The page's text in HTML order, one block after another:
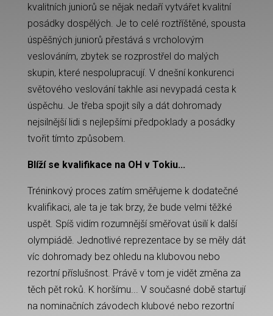
kvalitních juniorů se nějak nedaří vytvářet kvalitní
posádky dospělých. Je to celé roztříštěné, spousta
úspěšných juniorů přestává s vrcholovým
veslováním, zbytek se rozprostřel do malých
skupin, které nespolupracují. V dnešní konkurenci
světového veslování takhle asi nevypadá cesta k
úspěchu. Je třeba spojit síly a dát dohromady
nejsilnější lidi s nejlepšími předpoklady a posádky
tvořit tímto způsobem.
Blíží se kvalifikace na OH v Tokiu...
Tréninkový proces zatím směřujeme k dodatečné
kvalifikaci, ale ta je tak brzy, že bude velmi těžké
uspět. Spíš vidím rozumnější směřovat úsilí k další
olympiádě. Jednotlivé reprezentace by se měly dát
víc dohromady bez ohledu na klubovou nebo
rezortní příslušnost. Právě v tom je vidět změna za
těch pět roků. K horšímu... V současné době startují
na nominačních závodech klubové nebo rezortní